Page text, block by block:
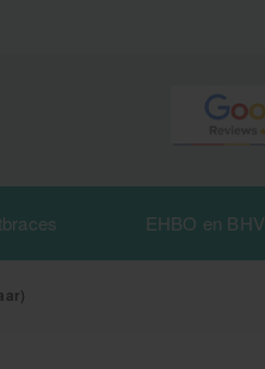
EHBO en BHV